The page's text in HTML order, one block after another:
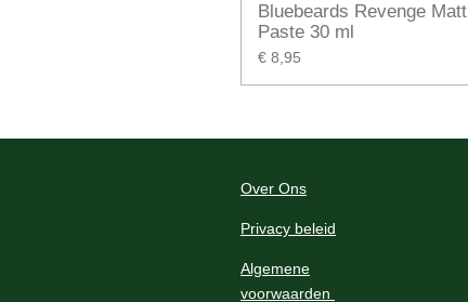
Bluebeards Revenge Matt
Paste 30 ml
€ 8,95
Over Ons
Privacy beleid
Algemene
voorwaarden